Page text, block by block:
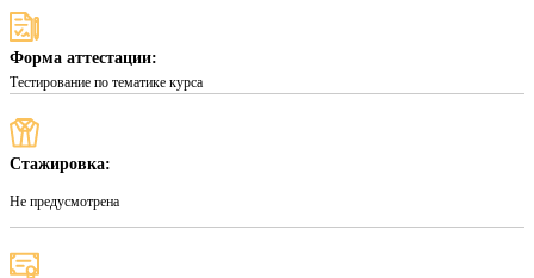
Форма аттестации:
Тестирование по тематике курса
Стажировка:
Не предусмотрена